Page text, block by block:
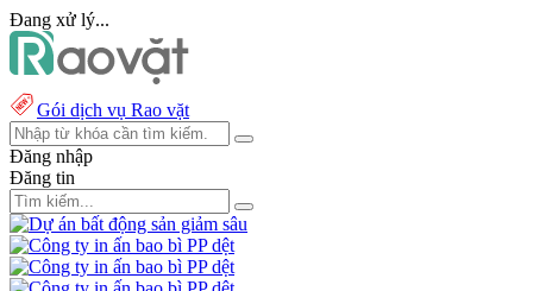
Đang xử lý...
Gói dịch vụ Rao vặt
Đăng nhập
Đăng tin